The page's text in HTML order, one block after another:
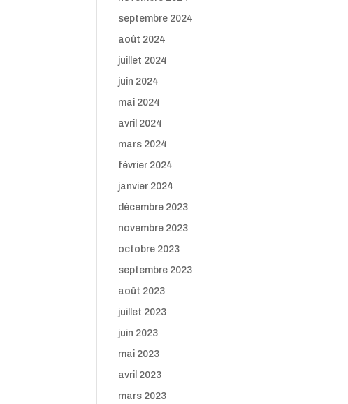
septembre 2024
août 2024
juillet 2024
juin 2024
mai 2024
avril 2024
mars 2024
février 2024
janvier 2024
décembre 2023
novembre 2023
octobre 2023
septembre 2023
août 2023
juillet 2023
juin 2023
mai 2023
avril 2023
mars 2023